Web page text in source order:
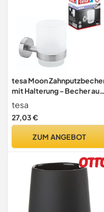
tesa Moon
mit Halterung - Becher aus
satiniertem Glas,
verchromte Wandhalterung
- zur Wandbefestigung
Klebelösung - 67mm x
tesa
27,03 €
ZUM ANGEBOT